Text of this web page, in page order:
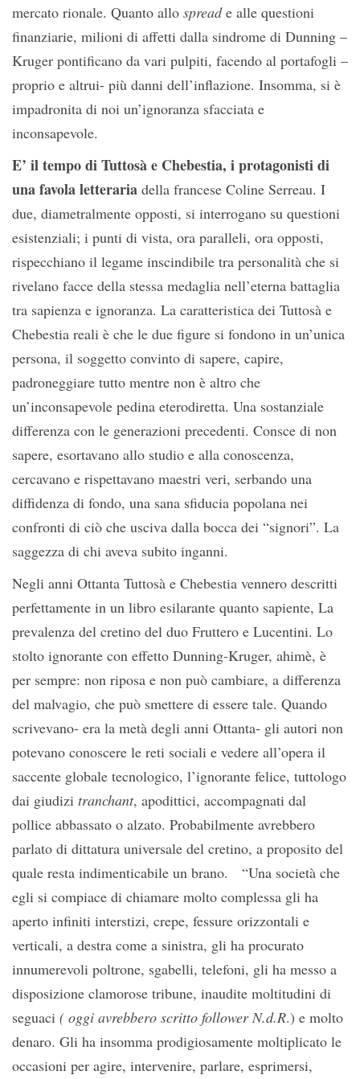
mercato rionale. Quanto allo spreade alle questioni
finanziarie, milioni di affetti dalla sindrome di Dunning –
Kruger pontificano da vari pulpiti, facendo al portafogli –
proprio e altrui- più danni dell’inflazione. Insomma, si è
impadronita di noi un’ignoranza sfacciata e
inconsapevole.
E’ il tempo di Tuttosà e Chebestia, i protagonisti di
una favola letteraria della francese Coline Serreau. I
due, diametralmente opposti, si interrogano su questioni
esistenziali; i punti di vista, ora paralleli, ora opposti,
rispecchiano il legame inscindibile tra personalità che si
rivelano facce della stessa medaglia nell’eterna battaglia
tra sapienza e ignoranza. La caratteristica dei Tuttosà e
Chebestia reali è che le due figure si fondono in un’unica
persona, il soggetto convinto di sapere, capire,
padroneggiare tutto mentre non è altro che
un’inconsapevole pedina eterodiretta. Una sostanziale
differenza con le generazioni precedenti. Consce di non
sapere, esortavano allo studio e alla conoscenza,
cercavano e rispettavano maestri veri, serbando una
diffidenza di fondo, una sana sfiducia popolana nei
confronti di ciò che usciva dalla bocca dei “signori”. La
saggezza di chi aveva subito inganni.
Negli anni Ottanta Tuttosà e Chebestia vennero descritti
perfettamente in un libro esilarante quanto sapiente, La
prevalenza del cretino del duo Fruttero e Lucentini. Lo
stolto ignorante con effetto Dunning-Kruger, ahimè, è
per sempre: non riposa e non può cambiare, a differenza
del malvagio, che può smettere di essere tale. Quando
scrivevano- era la metà degli anni Ottanta- gli autori non
potevano conoscere le reti sociali e vedere all’opera il
saccente globale tecnologico, l’ignorante felice, tuttologo
dai giudizi tranchant, apodittici, accompagnati dal
pollice abbassato o alzato. Probabilmente avrebbero
parlato di dittatura universale del cretino, a proposito del
quale resta indimenticabile un brano. “Una società che
egli si compiace di chiamare molto complessa gli ha
aperto infiniti interstizi, crepe, fessure orizzontali e
verticali, a destra come a sinistra, gli ha procurato
innumerevoli poltrone, sgabelli, telefoni, gli ha messo a
disposizione clamorose tribune, inaudite moltitudini di
seguaci ( oggi avrebbero scritto follower N.d.R.) e molto
denaro. Gli ha insomma prodigiosamente moltiplicato le
occasioni per agire, intervenire, parlare, esprimersi,